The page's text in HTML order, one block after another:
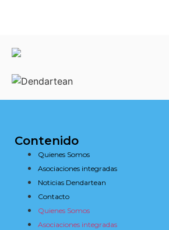
Contenido
Quienes Somos
Asociaciones integradas
Noticias Dendartean
Contacto
Quienes Somos
Asociaciones integradas